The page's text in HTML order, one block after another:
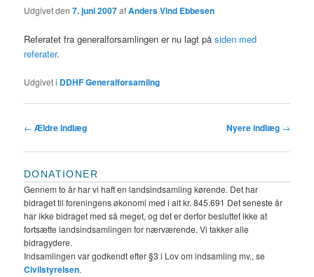
Udgivet den7. juni 2007afAnders Vind Ebbesen
Referatet fra generalforsamlingen er nu lagt påsiden med
referater.
Udgivet i DDHF Generalforsamling
Indlægsnavigation
← Ældre indlæg Nyere indlæg →
DONATIONER
Gennem to år har vi haft en landsindsamling kørende. Det har
bidraget til foreningens økonomi med i alt kr. 845.691 Det seneste år
har ikke bidraget med så meget, og det er derfor besluttet ikke at
fortsætte landsindsamlingen for nærværende. Vi takker alle
bidragydere.
Indsamlingen var godkendt efter §3 i Lov om indsamling mv., se
Civilstyrelsen.